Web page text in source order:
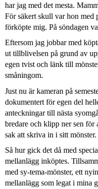
har jag med det mesta.
För säkert skull var hon med
förköpte mig. På söndagen
Eftersom jag jobbar med
ut tillblivelsen på grund av
egen tvist och länk till
småningom.
Just nu är kameran på
dokumentert för egen del
anteckningar till nästa
bredare och klipp ner sen för
sak att skriva in i sitt mönster.
Så hur gick det då med
mellanlägg inköptes.
med sy-tema-mönster, ett
mellanlägg som legat i mina